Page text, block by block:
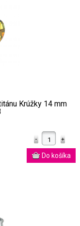
Krúžky 14 mm